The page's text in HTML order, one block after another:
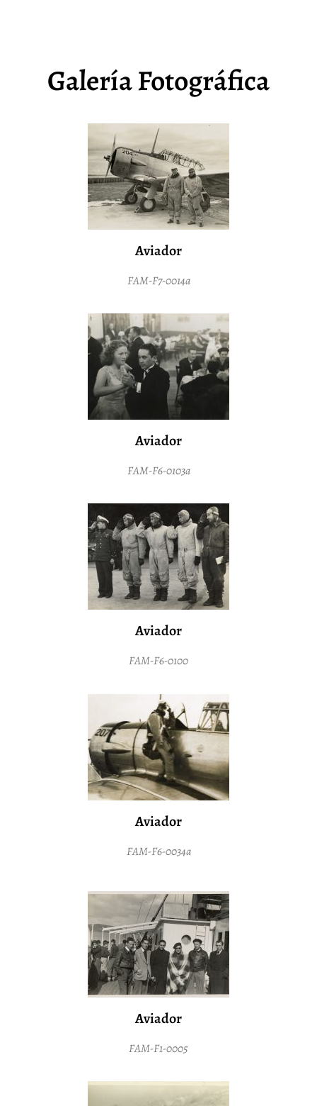
Galería Fotográfica
Aviador
FAM-F7-0014a
Aviador
FAM-F6-0103a
Aviador
FAM-F6-0100
Aviador
FAM-F6-0034a
Aviador
FAM-F1-0005